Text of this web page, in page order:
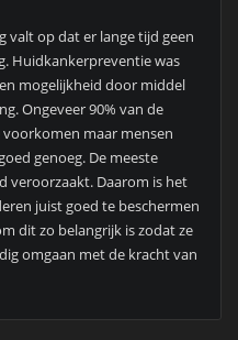
valt op dat er lange tijd geen
Huidkankerpreventie was
mogelijkheid door middel
Ongeveer 90% van de
maar mensen
genoeg. De meeste
veroorzaakt. Daarom is het
juist goed te beschermen
dit zo belangrijk is zodat ze
omgaan met de kracht van